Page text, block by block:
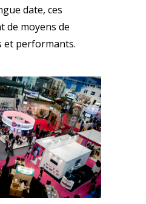
date, ces
de moyens de
et performants.